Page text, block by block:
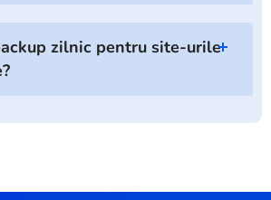
zilnic pentru site-urile